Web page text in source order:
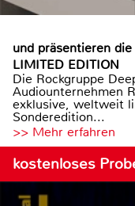
und präsentieren
LIMITED EDITION
Die Rockgruppe
Audiounternehmen
exklusive, weltweit
Sonderedition...
>> Mehr erfahren
kostenloses